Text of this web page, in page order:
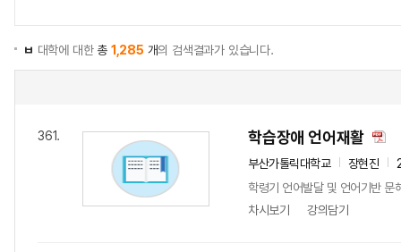
ㅂ 대학에 대한총 1,285 개의 검색결과가 있습니다.
361. 학습장애 언어재활
부산가톨릭대학교 장현진
학령기 언어발달 및 언어기반 문
차시보기
강의담기